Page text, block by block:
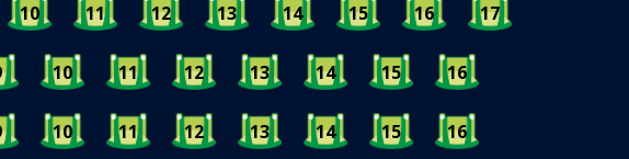
10 11 12 13 14 15 16
17
10 11 12 13 14 15
16
10 11 12 13 14 15
16